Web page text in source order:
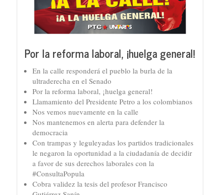
Por la reforma laboral, ¡huelga general!
En la calle responderá el pueblo la burla de la
ultraderecha en el Senado
Por la reforma laboral, ¡huelga general!
Llamamiento del Presidente Petro a los colombianos
Nos vemos nuevamente en la calle
Nos mantenemos en alerta para defender la
democracia
Con trampas y leguleyadas los partidos tradicionales
le negaron la oportunidad a la ciudadanía de decidir
a favor de sus derechos laborales con la
#ConsultaPopula
Cobra validez la tesis del profesor Francisco